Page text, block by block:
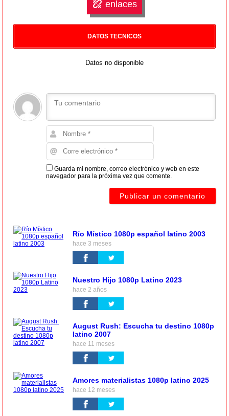
enlaces
DATOS TECNICOS
Datos no disponible
Guarda mi nombre, correo electrónico y web en este
navegador para la próxima vez que comente.
Río Místico 1080p español latino 2003
hace 3 meses
Nuestro Hijo 1080p Latino 2023
hace 2 años
August Rush: Escucha tu destino 1080p
latino 2007
hace 11 meses
Amores materialistas 1080p latino 2025
hace 12 meses